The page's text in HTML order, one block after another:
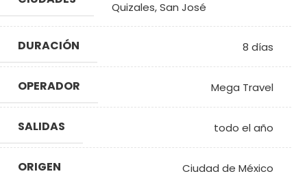
Quizales,San José
DURACIÓN 8 días
OPERADOR Mega Travel
SALIDAS todo el año
ORIGEN Ciudad de México